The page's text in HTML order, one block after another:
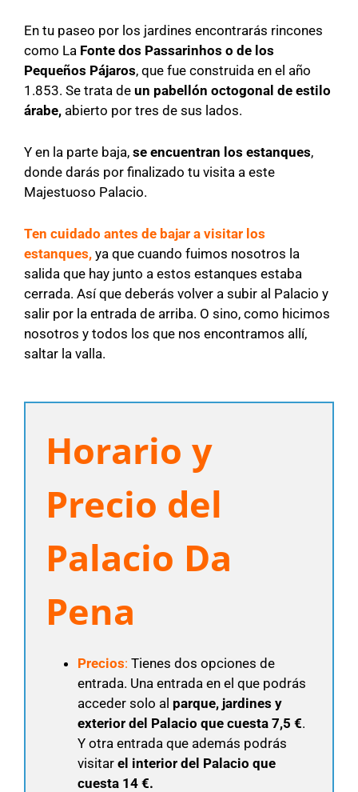
En tu paseo por los jardines encontrarás rincones
como La Fonte dos Passarinhos o de los
Pequeños Pájaros, que fue construida en el año
1.853. Se trata de un pabellón octogonal de estilo
árabe, abierto por tres de sus lados.
Y en la parte baja, se encuentran los estanques,
donde darás por finalizado tu visita a este
Majestuoso Palacio.
Ten cuidado antes de bajar a visitar los
estanques, ya que cuando fuimos nosotros la
salida que hay junto a estos estanques estaba
cerrada. Así que deberás volver a subir al Palacio y
salir por la entrada de arriba. O sino, como hicimos
nosotros y todos los que nos encontramos allí,
saltar la valla.
Horario y
Precio del
Palacio Da
Pena
Precios: Tienes dos opciones de
entrada. Una entrada en el que podrás
acceder solo al parque, jardines y
exterior del Palacio que cuesta 7,5 €.
Y otra entrada que además podrás
visitar el interior del Palacio que
cuesta 14 €.